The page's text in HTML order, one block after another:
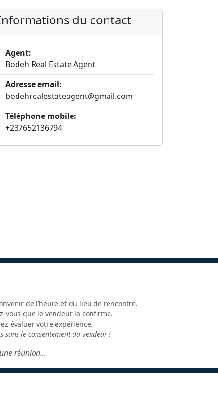
du contact
Agent:
Bodeh Real Estate Agent
Adresse email:
bodehrealestateagent@gmail.com
Téléphone mobile:
+237652136794
de l’heure et du lieu de rencontre.
vous que le vendeur la confirme.
évaluer votre expérience.
sans le consentement du vendeur !
réunion...